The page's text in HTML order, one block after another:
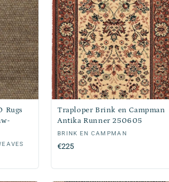
Rugs
Traploper Brink en Campman
Antika Runner 250605
Verkoper:
BRINK EN CAMPMAN
Normale
€225